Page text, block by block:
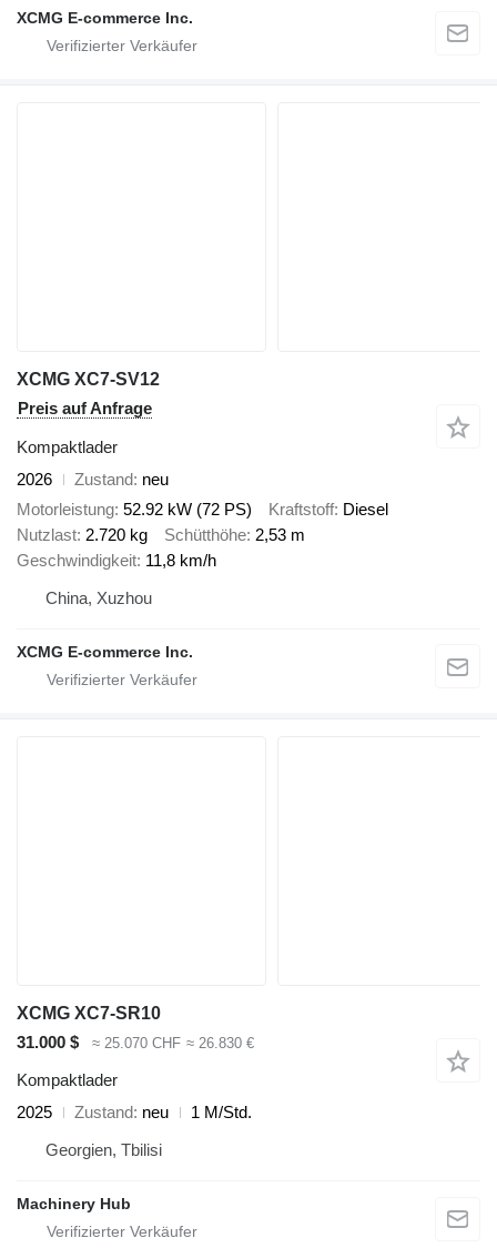
XCMG E-commerce Inc.
XCMG XC7-SV12
Preis auf Anfrage
Kompaktlader
2026
Zustand neu
Motorleistung 52.92 kW (72 PS) Kraftstoff Diesel
Nutzlast 2.720 kg Schütthöhe 2,53 m
Geschwindigkeit 11,8 km/h
China, Xuzhou
XCMG E-commerce Inc.
XCMG XC7-SR10
31.000 $
≈ 25.070 CHF ≈ 26.830 €
Kompaktlader
2025
Zustand neu
1 M/Std.
Georgien, Tbilisi
Machinery Hub